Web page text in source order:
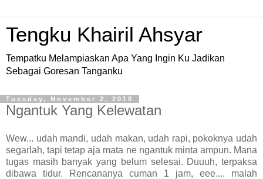
Tengku Khairil Ahsyar
Tempatku Melampiaskan Apa Yang Ingin Ku Jadikan
Sebagai Goresan Tanganku
Tuesday, November 2, 2010
Ngantuk Yang Kelewatan
Wew... udah mandi, udah makan, udah rapi, pokoknya udah
segarlah, tapi tetap aja mata ne ngantuk minta ampun. Mana
tugas masih banyak yang belum selesai. Duuuh, terpaksa
dibawa tidur. Rencananya cuman 1 jam, eee.... malah